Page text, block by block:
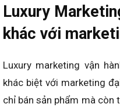
Luxury
khác với
Luxury marketing vận
khác biệt với marketing
chỉ bán sản phẩm mà còn